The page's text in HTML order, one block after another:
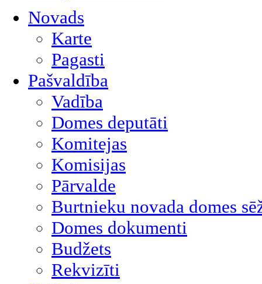
Novads
Karte
Pagasti
Pašvaldība
Vadība
Domes deputāti
Komitejas
Komisijas
Pārvalde
Burtnieku novada domes
Domes dokumenti
Budžets
Rekvizīti